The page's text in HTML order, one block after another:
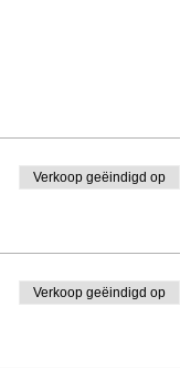
Verkoop geëindigd op
Verkoop geëindigd op